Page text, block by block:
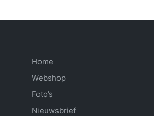
Home
Webshop
Foto’s
Nieuwsbrief